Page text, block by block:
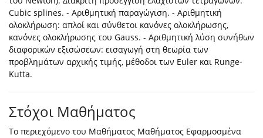
Cubic splines. - Αριθμητική παραγώγιση. - Αριθμητική
ολοκλήρωση: απλοί και σύνθετοι κανόνες ολοκλήρωσης,
κανόνες ολοκλήρωσης του Gauss. - Αριθμητική λύση συνήθων
διαφορικών εξισώσεων: εισαγωγή στη θεωρία των
προβλημάτων αρχικής τιμής, μέθοδοι των Euler και Runge-
Kutta.
Στόχοι Μαθήματος
Το περιεχόμενο του Μαθήματος Μαθήματος Εφαρμοσμένα